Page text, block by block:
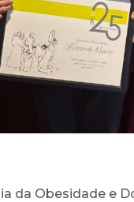
da Obesidade e